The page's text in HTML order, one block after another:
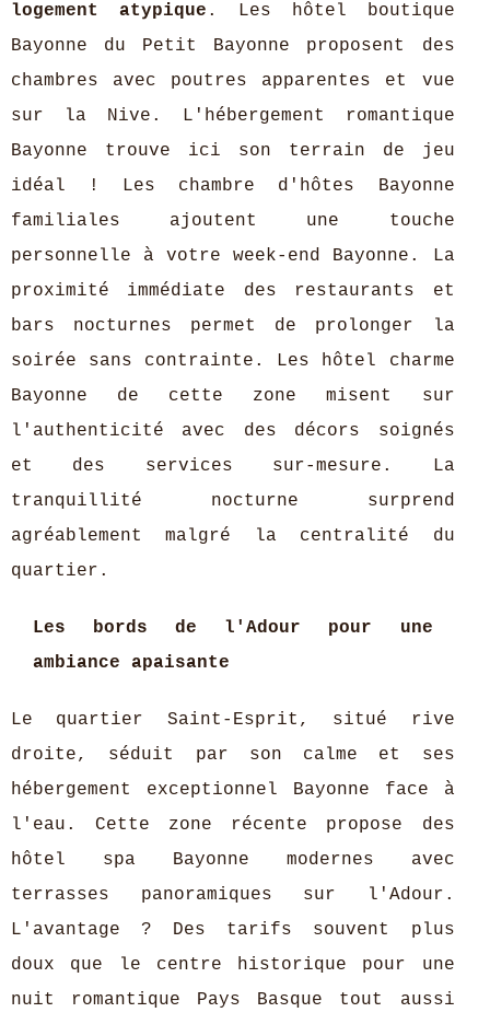
logement atypique . Les hôtel boutique
Bayonne du Petit Bayonne proposent des
chambres avec poutres apparentes et vue
sur la Nive. L'hébergement romantique
Bayonne trouve ici son terrain de jeu
idéal ! Les chambre d'hôtes Bayonne
familiales ajoutent une touche
personnelle à votre week-end Bayonne. La
proximité immédiate des restaurants et
bars nocturnes permet de prolonger la
soirée sans contrainte. Les hôtel charme
Bayonne de cette zone misent sur
l'authenticité avec des décors soignés
et des services sur-mesure. La
tranquillité nocturne surprend
agréablement malgré la centralité du
quartier.
Les bords de l'Adour pour une
ambiance apaisante
Le quartier Saint-Esprit, situé rive
droite, séduit par son calme et ses
hébergement exceptionnel Bayonne face à
l'eau. Cette zone récente propose des
hôtel spa Bayonne modernes avec
terrasses panoramiques sur l'Adour.
L'avantage ? Des tarifs souvent plus
doux que le centre historique pour une
nuit romantique Pays Basque tout aussi